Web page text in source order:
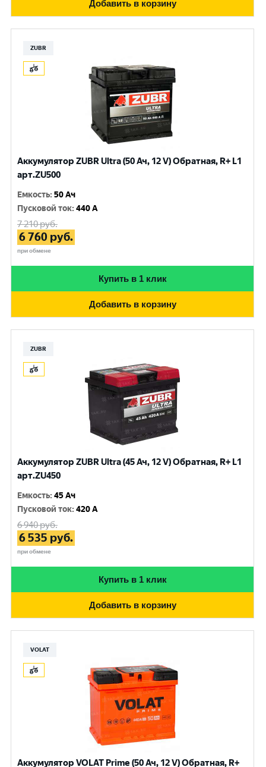
Добавить в корзину
ZUBR
Аккумулятор ZUBR Ultra (50 Ач, 12 V) Обратная, R+ L1
арт.ZU500
Емкость:50 Ач
Пусковой ток:440 A
7 210руб.
6 760 руб.
при обмене
Купить в 1 клик
Добавить в корзину
ZUBR
Аккумулятор ZUBR Ultra (45 Ач, 12 V) Обратная, R+ L1
арт.ZU450
Емкость:45 Ач
Пусковой ток:420 A
6 940руб.
6 535 руб.
при обмене
Купить в 1 клик
Добавить в корзину
VOLAT
Аккумулятор VOLAT Prime (50 Ач, 12 V) Обратная, R+